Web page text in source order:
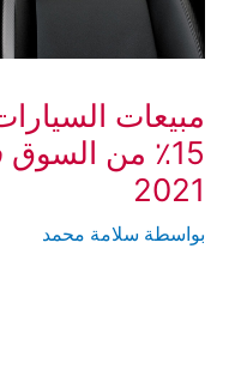
مبيعات
15٪ من
2021
بواسطة سلامة محمد